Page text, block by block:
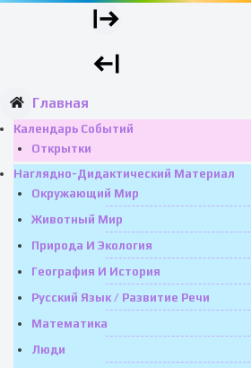
Главная
Календарь Событий
Открытки
Наглядно-Дидактический Материал
Окружающий Мир
Животный Мир
Природа И Экология
География И История
Русский Язык / Развитие Речи
Математика
Люди